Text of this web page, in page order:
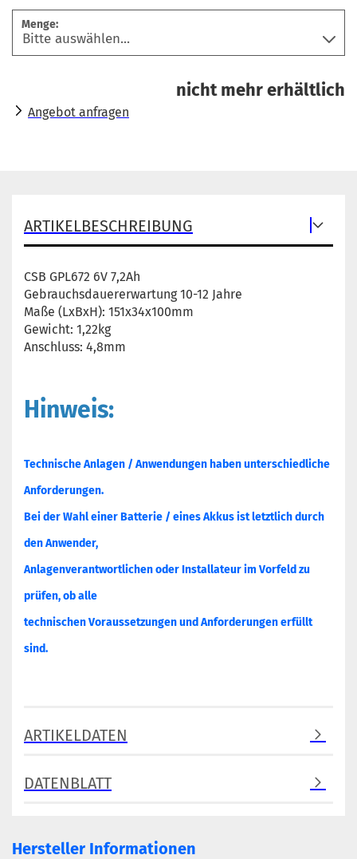
Menge:
nicht mehr erhältlich
Angebot anfragen
ARTIKELBESCHREIBUNG
CSB GPL672 6V 7,2Ah
Gebrauchsdauererwartung 10-12 Jahre
Maße (LxBxH): 151x34x100mm
Gewicht: 1,22kg
Anschluss: 4,8mm
Hinweis:
Technische Anlagen / Anwendungen haben unterschiedliche
Anforderungen.
Bei der Wahl einer Batterie / eines Akkus ist letztlich durch
den Anwender,
Anlagenverantwortlichen oder Installateur im Vorfeld zu
prüfen, ob alle
technischen Voraussetzungen und Anforderungen erfüllt
sind.
ARTIKELDATEN
DATENBLATT
Hersteller Informationen